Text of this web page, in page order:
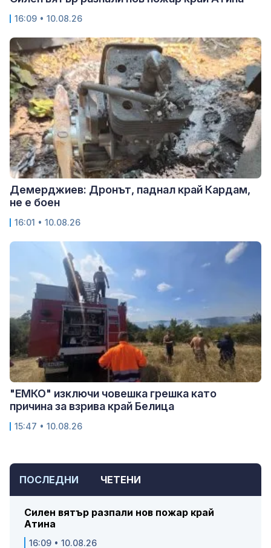
ПОСЛЕДНИ ЧЕТЕНИ
Силен вятър разпали нов пожар край
Атина
16:09 • 10.08.26
16:09 • 10.08.26
Демерджиев: Дронът, паднал край Кардам,
не е боен
16:01 • 10.08.26
"ЕМКО" изключи човешка грешка като
причина за взрива край Белица
15:47 • 10.08.26